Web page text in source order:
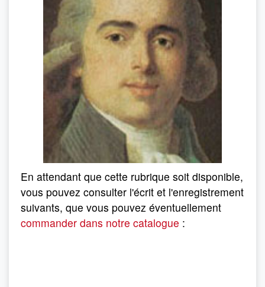
En attendant que cette rubrique soit disponible,
vous pouvez consulter l'écrit et l'enregistrement
suivants, que vous pouvez éventuellement
commander dans notre catalogue :